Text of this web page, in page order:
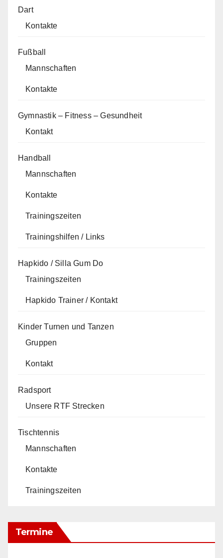
Dart
Kontakte
Fußball
Mannschaften
Kontakte
Gymnastik – Fitness – Gesundheit
Kontakt
Handball
Mannschaften
Kontakte
Trainingszeiten
Trainingshilfen / Links
Hapkido / Silla Gum Do
Trainingszeiten
Hapkido Trainer / Kontakt
Kinder Turnen und Tanzen
Gruppen
Kontakt
Radsport
Unsere RTF Strecken
Tischtennis
Mannschaften
Kontakte
Trainingszeiten
Termine